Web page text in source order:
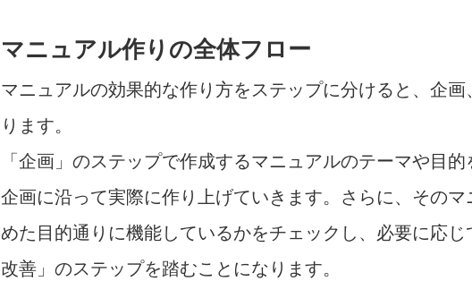
マニュアル作りの全体フロー
マニュアルの効果的な作り方をステップに分けると、企
ります。
「企画」のステップで作成するマニュアルのテーマや目
企画に沿って実際に作り上げていきます。さらに、その
めた目的通りに機能しているかをチェックし、必要に応じ
改善」のステップを踏むことになります。